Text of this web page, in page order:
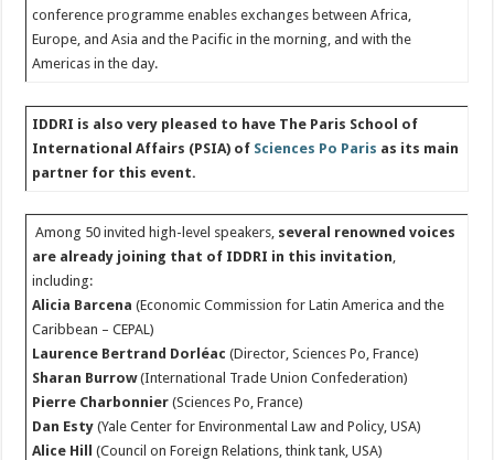
conference programme enables exchanges between Africa,
Europe, and Asia and the Pacific in the morning, and with the
Americas in the day.
IDDRI is also very pleased to have The Paris School of
International Affairs (PSIA) of Sciences Po Paris as its main
partner for this event.
Among 50 invited high-level speakers, several renowned voices
are already joining that of IDDRI in this invitation,
including:
Alicia Barcena(Economic Commission for Latin America and the
Caribbean – CEPAL)
Laurence Bertrand Dorléac(Director, Sciences Po, France)
Sharan Burrow(International Trade Union Confederation)
Pierre Charbonnier(Sciences Po, France)
Dan Esty(Yale Center for Environmental Law and Policy, USA)
Alice Hill(Council on Foreign Relations, think tank, USA)